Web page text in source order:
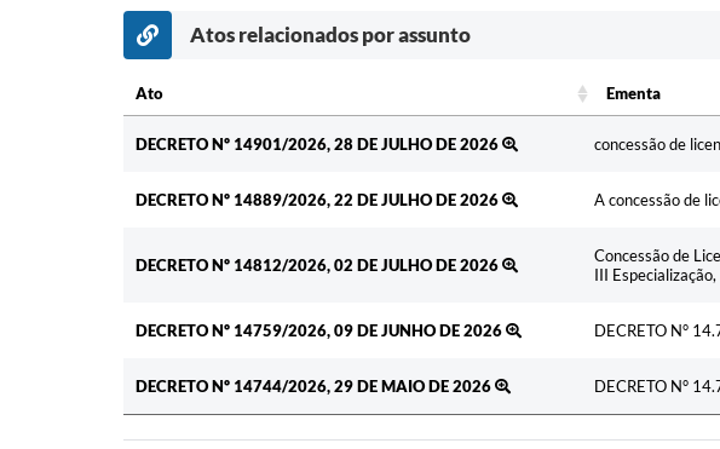
Atos relacionados por assunto
Ato Ementa
DECRETO Nº 14901/2026, 28 DE JULHO DE 2026
concessão de
DECRETO Nº 14889/2026, 22 DE JULHO DE 2026 A concessão de
DECRETO Nº 14812/2026, 02 DE JULHO DE 2026
Concessão de
III
DECRETO Nº 14759/2026, 09 DE JUNHO DE 2026 DECRETO N°
DECRETO Nº 14744/2026, 29 DE MAIO DE 2026 DECRETO N°